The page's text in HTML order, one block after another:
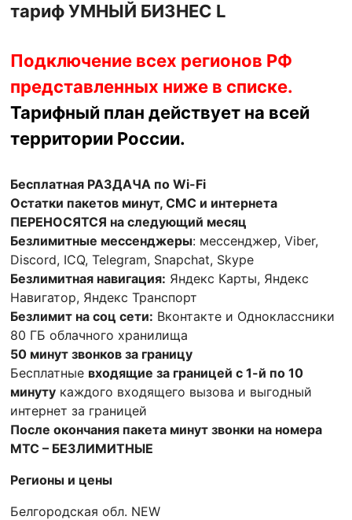
тариф УМНЫЙ БИЗНЕС L
Подключение всех регионов РФ
представленных ниже в списке.
Тарифный план действует на всей
территории России.
Бесплатная РАЗДАЧА по Wi-Fi
Остатки пакетов минут, СМС и интернета
ПЕРЕНОСЯТСЯ на следующий месяц
Безлимитные мессенджеры: мессенджер, Viber,
Discord, ICQ, Telegram, Snapchat, Skype
Безлимитная навигация: Яндекс Карты, Яндекс
Навигатор, Яндекс Транспорт
Безлимит на соц сети: Вконтакте и Одноклассники
80 ГБ облачного хранилища
50 минут звонков за границу
Бесплатные входящие за границей с 1-й по 10
минуту каждого входящего вызова и выгодный
интернет за границей
После окончания пакета минут звонки на номера
МТС – БЕЗЛИМИТНЫЕ
Регионы и цены
Белгородская обл. NEW